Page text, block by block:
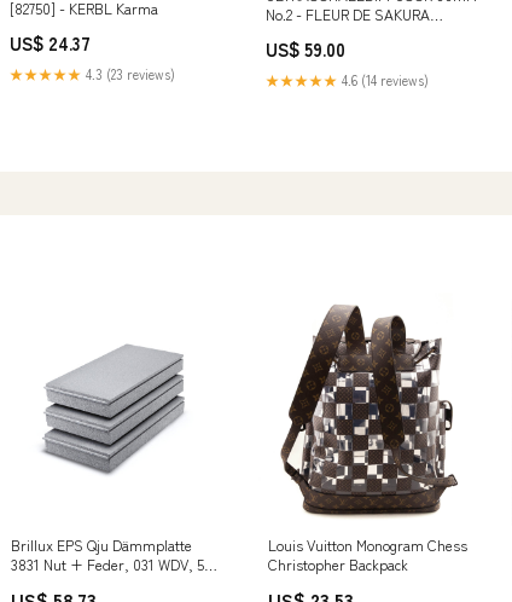
[82750] - KERBL Karma
US$ 24.37
★★★★★ 4.3 (23 reviews)
No.2 - FLEUR DE SAKURA
US$ 59.00
★★★★★ 4.6 (14 reviews)
Brillux EPS Qju Dämmplatte
3831 Nut + Feder, 031 WDV, 50
Louis Vuitton Monogram Chess
Christopher Backpack